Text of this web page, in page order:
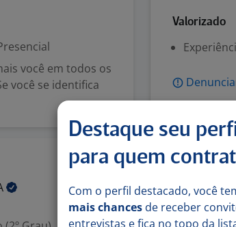
você em todos os
você se identifica
5 ago
Valorizado
Destaque seu
para quem
Com o perfil destacado, você
mais chances de receber
entrevistas e fica no topo da